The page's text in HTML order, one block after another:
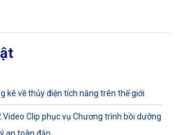
kê về thủy điện tích năng trên thế giới
Video Clip phục vụ Chương trình bồi dưỡng
an toàn đập